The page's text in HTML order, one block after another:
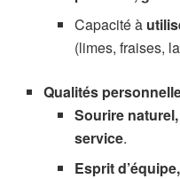
Capacité à
(limes, fraises,
Qualités
Sourire
service.
Esprit